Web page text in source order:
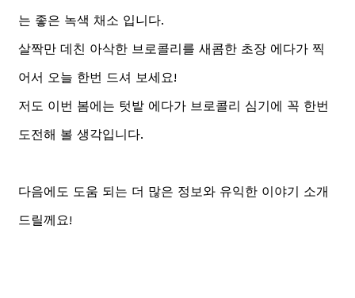
는 좋은 녹색 채소 입니다.
살짝만 데친 아삭한 브로콜리를 새콤한 초장 에다가 찍
어서 오늘 한번 드셔 보세요!
저도 이번 봄에는 텃밭 에다가 브로콜리 심기에 꼭 한번
도전해 볼 생각입니다.
다음에도 도움 되는 더 많은 정보와 유익한 이야기 소개
드릴께요!